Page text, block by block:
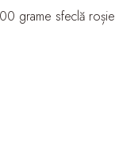
grame sfeclă